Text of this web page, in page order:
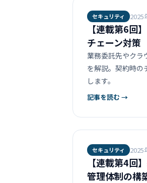
セキュリティ 2025
【連載第6回
チェーン対策
業務委託先やクラ
を解説。契約時の
します。
記事を読む →
セキュリティ 2025
【連載第4回
管理体制の構